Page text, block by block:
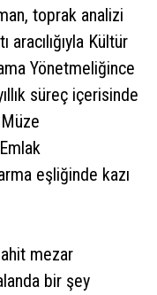
toprak analizi
aracılığıyla Kültür
Yönetmeliğince
süreç içerisinde
eşliğinde kazı
mezar
bir şey